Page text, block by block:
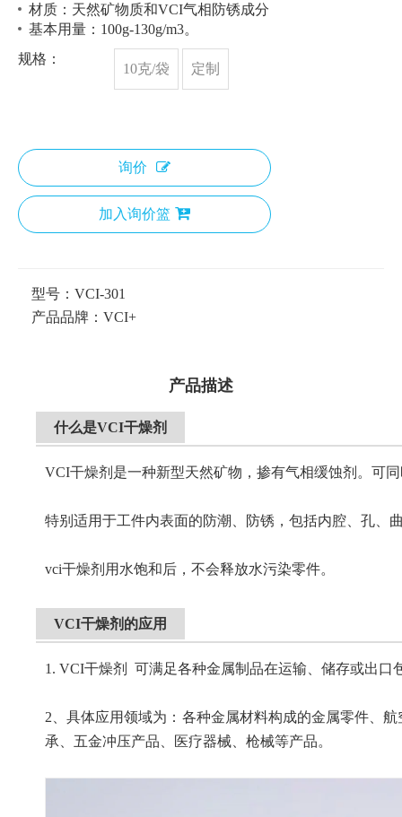
材质：天然矿物质和VCI气相防锈成分
基本用量：100g-130g/m3。
规格：
10克/袋 定制
询价
加入询价篮
型号： VCI-301
产品品牌： VCI+
产品描述
什么是VCI干燥剂
VCI干燥剂是一种新型天然矿物，掺有气相缓蚀剂。可
特别适用于工件内表面的防潮、防锈，包括内腔、孔、
vci干燥剂用水饱和后，不会释放水污染零件。
VCI干燥剂的应用
1. VCI干燥剂 可满足各种金属制品在运输、储存或出口
2、具体应用领域为：各种金属材料构成的金属零件、
承、五金冲压产品、医疗器械、枪械等产品。